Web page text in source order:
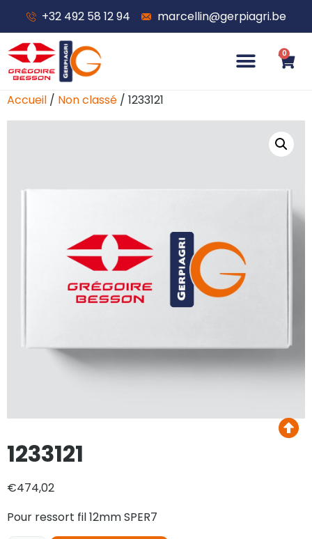
+32 492 58 12 94 marcellin@gerpiagri.be
0
Accueil / Non classé / 1233121
1233121
€474,02
Pour ressort fil 12mm SPER7